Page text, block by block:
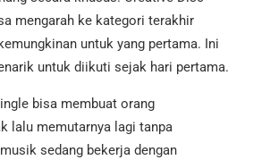
mengarah ke kategori terakhir
untuk yang pertama. Ini
untuk diikuti sejak hari pertama.
bisa membuat orang
lalu memutarnya lagi tanpa
sedang bekerja dengan